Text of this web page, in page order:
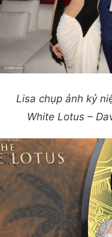
Lisa chụp ảnh kỷ
White Lotus –